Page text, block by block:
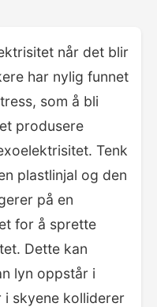
når det blir
har nylig funnet
som å bli
produsere
Tenk
plastlinjal og den
på en
for å sprette
Dette kan
lyn oppstår i
skyene kolliderer